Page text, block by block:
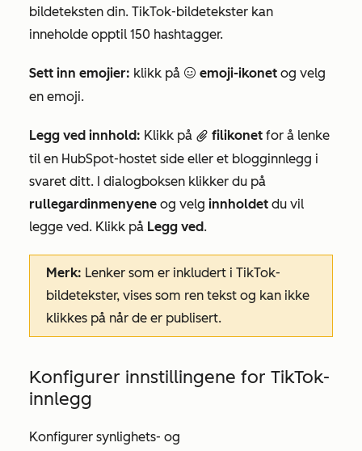
bildeteksten din. TikTok-bildetekster kan
inneholde opptil 150 hashtagger.
Sett inn emojier: klikk på emoji emoji-ikonet og velg
en emoji.
Legg ved innhold: Klikk på attach filikonet for å lenke
til en HubSpot-hostet side eller et blogginnlegg i
svaret ditt. I dialogboksen klikker du på
rullegardinmenyene og velg innholdet du vil
legge ved. Klikk på Legg ved.
Merk: Lenker som er inkludert i TikTok-
bildetekster, vises som ren tekst og kan ikke
klikkes på når de er publisert.
Konfigurer innstillingene for TikTok-
innlegg
Konfigurer synlighets- og